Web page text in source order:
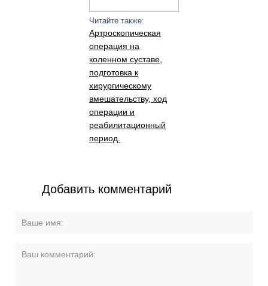
Читайте также:
Артроскопическая
операция на
коленном суставе,
подготовка к
хирургическому
вмешательству, ход
операции и
реабилитационный
период.
Добавить комментарий